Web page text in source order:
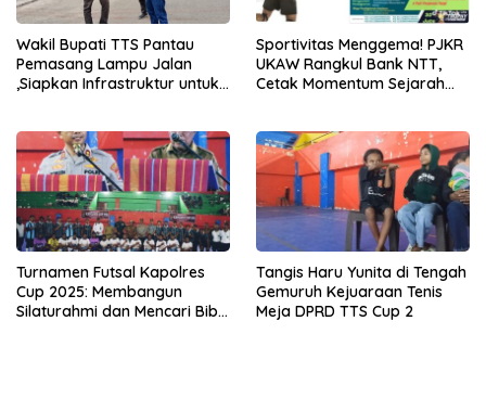
Wakil Bupati TTS Pantau
Pemasang Lampu Jalan
,Siapkan Infrastruktur untuk
Sportivitas Menggema! PJKR
UKAW Rangkul Bank NTT,
Cetak Momentum Sejarah
Turnamen Futsal Kapolres
Cup 2025: Membangun
Silaturahmi dan Mencari Bibit
Tangis Haru Yunita di Tengah
Gemuruh Kejuaraan Tenis
Meja DPRD TTS Cup 2